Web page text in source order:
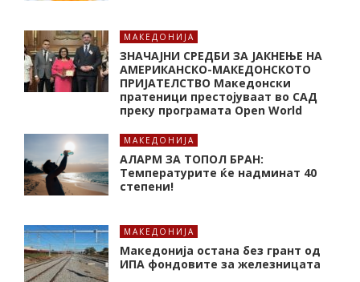
МАКЕДОНИЈА
ЗНАЧАЈНИ СРЕДБИ ЗА ЈАКНЕЊЕ НА
АМЕРИКАНСКО-МАКЕДОНСКОТО
ПРИЈАТЕЛСТВО Македонски
пратеници престојуваат во САД
преку програмата Open World
МАКЕДОНИЈА
АЛАРМ ЗА ТОПОЛ БРАН:
Tемпературите ќе надминат 40
степени!
МАКЕДОНИЈА
Македонија остана без грант од
ИПА фондовите за железницата